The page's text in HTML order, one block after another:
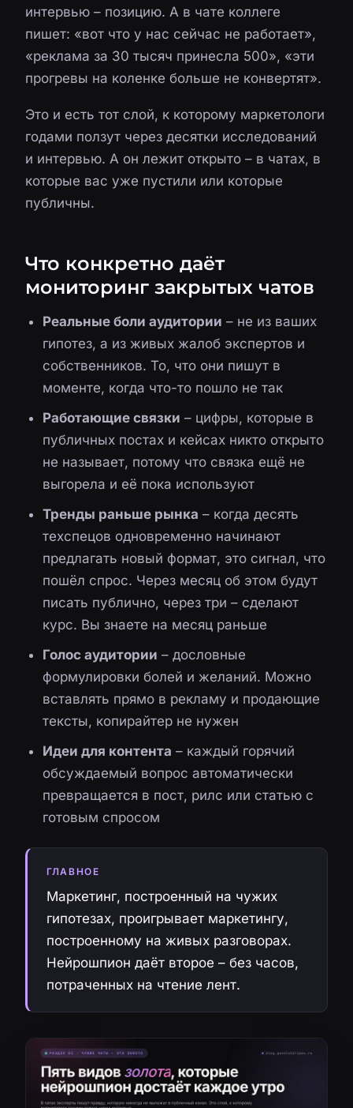
интервью – позицию. А в чате коллеге
пишет: «вот что у нас сейчас не работает»,
«реклама за 30 тысяч принесла 500», «эти
прогревы на коленке больше не конвертят».
Это и есть тот слой, к которому маркетологи
годами ползут через десятки исследований
и интервью. А он лежит открыто – в чатах, в
которые вас уже пустили или которые
публичны.
Что конкретно даёт
мониторинг закрытых чатов
Реальные боли аудитории – не из ваших
гипотез, а из живых жалоб экспертов и
собственников. То, что они пишут в
моменте, когда что-то пошло не так
Работающие связки – цифры, которые в
публичных постах и кейсах никто открыто
не называет, потому что связка ещё не
выгорела и её пока используют
Тренды раньше рынка – когда десять
техспецов одновременно начинают
предлагать новый формат, это сигнал, что
пошёл спрос. Через месяц об этом будут
писать публично, через три – сделают
курс. Вы знаете на месяц раньше
Голос аудитории – дословные
формулировки болей и желаний. Можно
вставлять прямо в рекламу и продающие
тексты, копирайтер не нужен
Идеи для контента – каждый горячий
обсуждаемый вопрос автоматически
превращается в пост, рилс или статью с
готовым спросом
ГЛАВНОЕ
Маркетинг, построенный на чужих
гипотезах, проигрывает маркетингу,
построенному на живых разговорах.
Нейрошпион даёт второе – без часов,
потраченных на чтение лент.